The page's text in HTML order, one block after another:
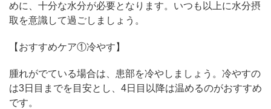
めに、十分な水分が必要となります。いつも以上に水分摂
取を意識して過ごしましょう。
【おすすめケア①冷やす】
腫れがでている場合は、患部を冷やしましょう。冷やすの
は3日目までを目安とし、4日目以降は温めるのがおすすめ
です。